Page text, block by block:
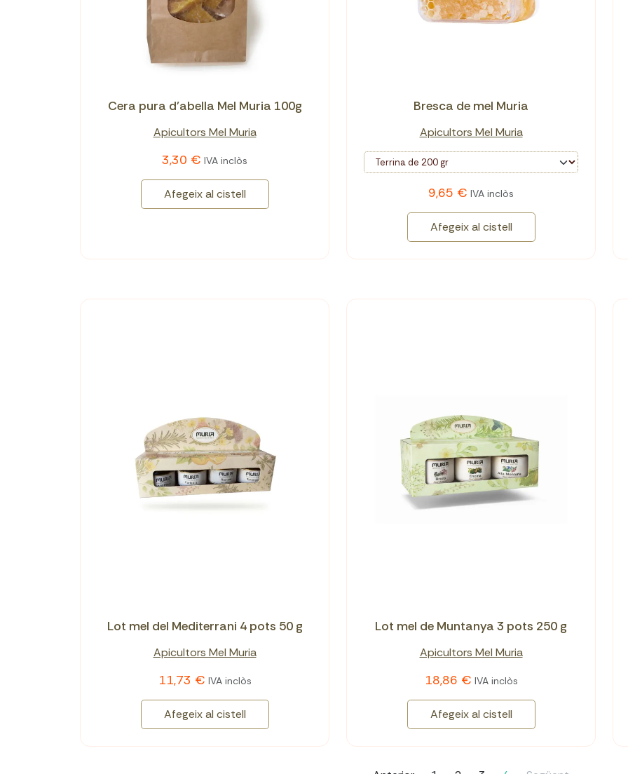
Cera pura d'abella Mel Muria 100g
Apicultors Mel Muria
3,30 € IVA inclòs
Afegeix al cistell
Bresca de mel Muria
Apicultors Mel Muria
9,65 € IVA inclòs
Afegeix al cistell
Lot mel del Mediterrani 4 pots 50 g
Apicultors Mel Muria
11,73 € IVA inclòs
Afegeix al cistell
Lot mel de Muntanya 3 pots 250 g
Apicultors Mel Muria
18,86 € IVA inclòs
Afegeix al cistell